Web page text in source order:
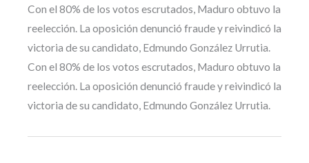
Con el 80% de los votos escrutados, Maduro obtuvo la
reelección. La oposición denunció fraude y reivindicó la
victoria de su candidato, Edmundo González Urrutia.
Con el 80% de los votos escrutados, Maduro obtuvo la
reelección. La oposición denunció fraude y reivindicó la
victoria de su candidato, Edmundo González Urrutia.